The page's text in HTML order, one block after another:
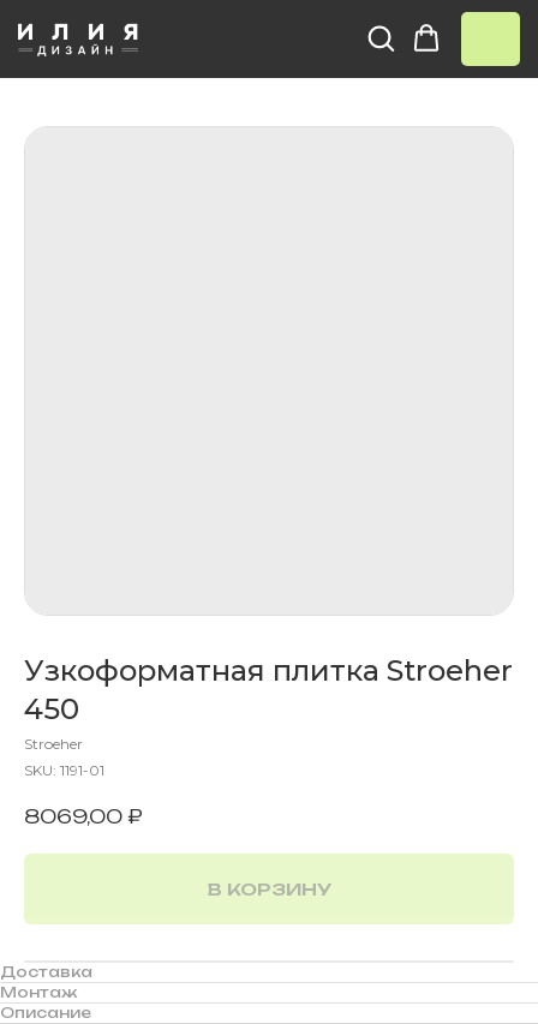
Узкоформатная плитка Stroeher
450
Stroeher
SKU: 1191-01
8069,00 ₽
В КОРЗИНУ
Доставка
Монтаж
Описание